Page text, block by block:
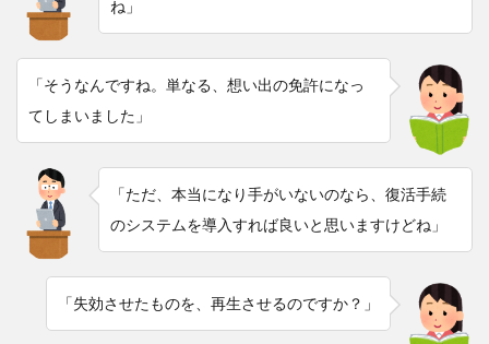
ね」
「そうなんですね。単なる、想い出の免許になっ
てしまいました」
「ただ、本当になり手がいないのなら、復活手続
のシステムを導入すれば良いと思いますけどね」
「失効させたものを、再生させるのですか？」